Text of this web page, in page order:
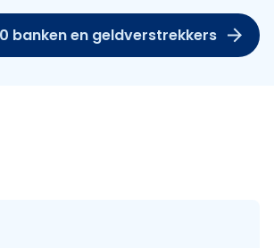
banken en geldverstrekkers